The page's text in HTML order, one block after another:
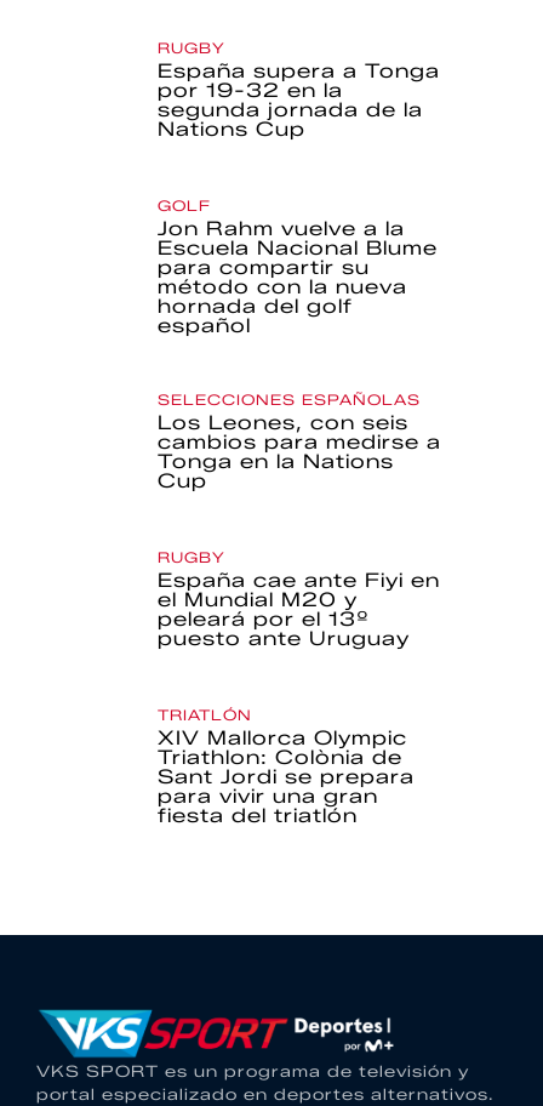
RUGBY
España supera a Tonga
por 19-32 en la
segunda jornada de la
Nations Cup
GOLF
Jon Rahm vuelve a la
Escuela Nacional Blume
para compartir su
método con la nueva
hornada del golf
español
SELECCIONES ESPAÑOLAS
Los Leones, con seis
cambios para medirse a
Tonga en la Nations
Cup
RUGBY
España cae ante Fiyi en
el Mundial M20 y
peleará por el 13º
puesto ante Uruguay
TRIATLÓN
XIV Mallorca Olympic
Triathlon: Colònia de
Sant Jordi se prepara
para vivir una gran
fiesta del triatlón
VKS SPORT es un programa de televisión y
portal especializado en deportes alternativos.